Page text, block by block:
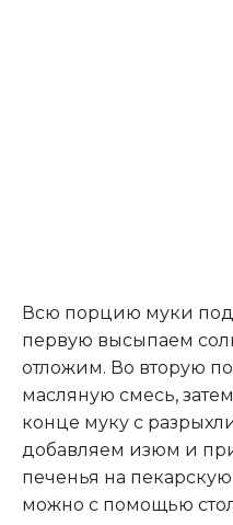
Всю порцию муки
первую высыпаем
отложим. Во вторую
масляную смесь,
конце муку с
добавляем изюм и
печенья на пекарскую
можно с помощью